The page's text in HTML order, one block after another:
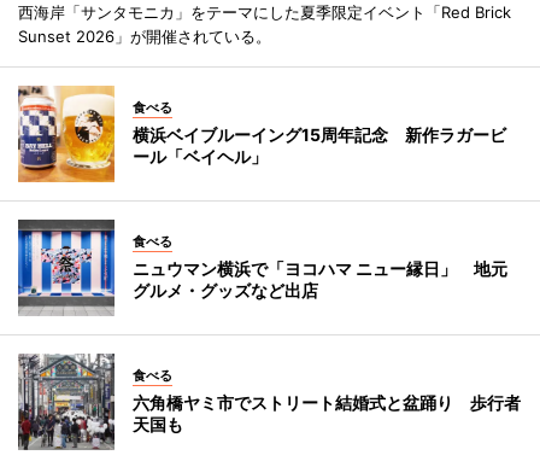
西海岸「サンタモニカ」をテーマにした夏季限定イベント「Red Brick
Sunset 2026」が開催されている。
食べる
横浜ベイブルーイング15周年記念 新作ラガービ
ール「ベイヘル」
食べる
ニュウマン横浜で「ヨコハマ ニュー縁日」 地元
グルメ・グッズなど出店
食べる
六角橋ヤミ市でストリート結婚式と盆踊り 歩行者
天国も